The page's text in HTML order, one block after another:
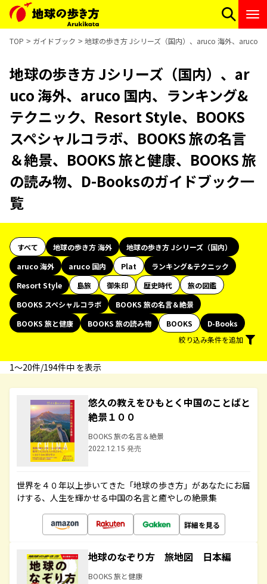
TOP ガイドブック 地球の歩き方 Jシリーズ（国内）、aruco 海外、aruco
地球の歩き方 Jシリーズ（国内）、ar
uco 海外、aruco 国内、ランキング&
テクニック、Resort Style、BOOKS
スペシャルコラボ、BOOKS 旅の名言
＆絶景、BOOKS 旅と健康、BOOKS 旅
の読み物、D-Booksのガイドブック一
覧
すべて 地球の歩き方 海外
地球の歩き方 Jシリーズ（国内）
aruco 海外
aruco 国内 Plat
ランキング&テクニック
Resort Style
島旅 御朱印 歴史時代
旅の図鑑
BOOKS スペシャルコラボ
BOOKS 旅の名言＆絶景
BOOKS 旅と健康
BOOKS 旅の読み物 BOOKS
D-Books
絞り込み条件を追加
1〜20件/194件中 を表示
悠久の教えをひもとく中国のことばと
絶景１００
BOOKS 旅の名言＆絶景
2022.12.15 発売
世界を４０年以上歩いてきた「地球の歩き方」があなたにお届
けする、人生を輝かせる中国の名言と癒やしの絶景集
詳細を見る
地球のなぞり方 旅地図 日本編
BOOKS 旅と健康